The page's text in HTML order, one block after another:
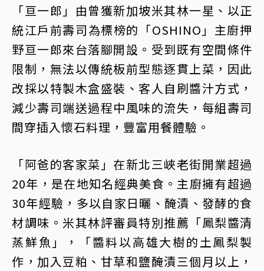
「亘一郎」由曾獲新加坡米其林一星、以正
統江戶前壽司為標榜的「OSHINO」主廚押
野亘一郎來台落腳開設。受到既有空間條件
限制，無法以傳統板前型態逐貫上菜，因此
改採以特製木盒盛裝、客人自刷醬汁方式，
減少壽司端送過程中風味的流失，每組壽司
間穿插入懷石料理，豐富用餐體驗。
「阿爸的客家菜」在新北三峽老街開業超過
20年，是在地知名經典美食。主廚擁有超過
30年經驗，多以自家日曬、醃漬、發酵的食
材調味。米其林評審員特別推薦「鳳梨醬清
蒸鮮魚」，「醬料以高雄大樹的土鳳梨製
作，加入豆粕、甘草和鹽醃漬三個月以上，